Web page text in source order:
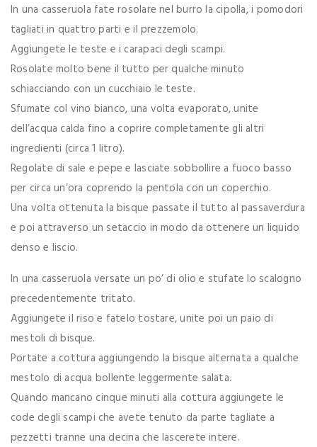
In una casseruola fate rosolare nel burro la cipolla, i pomodori
tagliati in quattro parti e il prezzemolo.
Aggiungete le teste e i carapaci degli scampi.
Rosolate molto bene il tutto per qualche minuto
schiacciando con un cucchiaio le teste.
Sfumate col vino bianco, una volta evaporato, unite
dell’acqua calda fino a coprire completamente gli altri
ingredienti (circa 1 litro).
Regolate di sale e pepe e lasciate sobbollire a fuoco basso
per circa un’ora coprendo la pentola con un coperchio.
Una volta ottenuta la bisque passate il tutto al passaverdura
e poi attraverso un setaccio in modo da ottenere un liquido
denso e liscio.
In una casseruola versate un po’ di olio e stufate lo scalogno
precedentemente tritato.
Aggiungete il riso e fatelo tostare, unite poi un paio di
mestoli di bisque.
Portate a cottura aggiungendo la bisque alternata a qualche
mestolo di acqua bollente leggermente salata.
Quando mancano cinque minuti alla cottura aggiungete le
code degli scampi che avete tenuto da parte tagliate a
pezzetti tranne una decina che lascerete intere.